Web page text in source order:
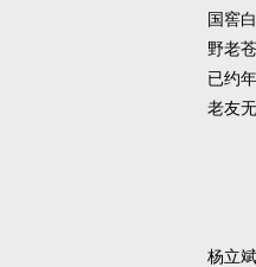
国窖
野老
已约
老友
杨立